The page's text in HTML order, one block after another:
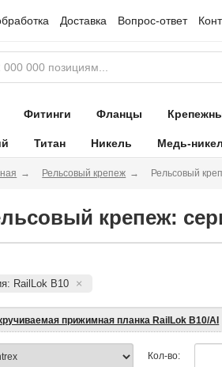
Доставка Вопрос-ответ
Фитинги Фланцы
Титан Никель Медь-
Рельсовый крепеж Рельсовый
крепеж:
RailLok B10
прижимная планка RailLok B10/AI
Кол-во: